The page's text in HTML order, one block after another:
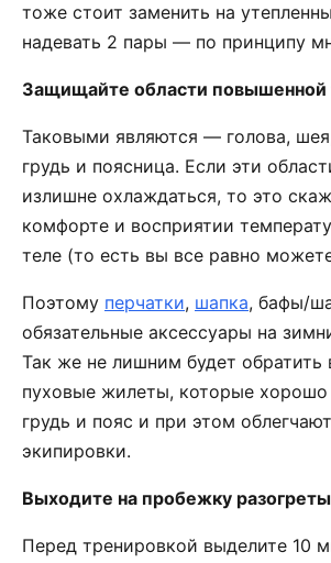
тоже стоит заменить на
надевать 2 пары — по принципу
Защищайте области повышенной
Таковыми являются — голова,
грудь и поясница. Если эти
излишне охлаждаться, то это
комфорте и восприятии
теле (то есть вы все равно
Поэтому перчатки, шапка, бафы/
обязательные аксессуары на
Так же не лишним будет обратить
пуховые жилеты, которые
грудь и пояс и при этом
экипировки.
Выходите на пробежку
Перед тренировкой выделите 10